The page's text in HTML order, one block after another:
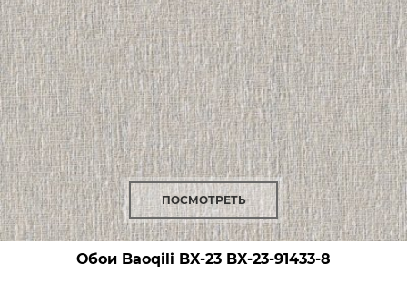
ПОСМОТРЕТЬ
Обои Baoqili BX-23 BX-23-91433-8